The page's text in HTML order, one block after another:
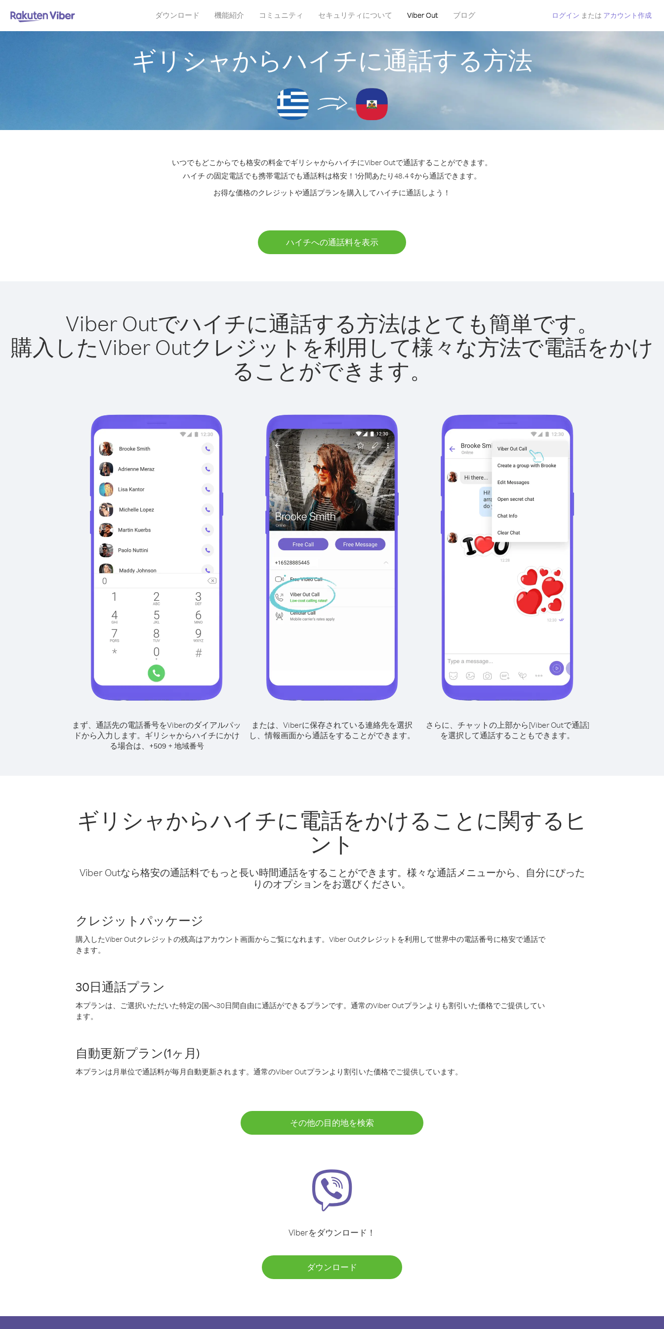
ダウンロード 機能紹介 コミュニティ セキュリティについて Viber Out ブログ ログイン または アカウント作成
ギリシャからハイチに通話する方法
いつでもどこからでも格安の料金でギリシャからハイチにViber Outで通話することができます。
ハイチ の固定電話でも携帯電話でも通話料は格安！1分間あたり48.4 ¢から通話できます。
お得な価格のクレジットや通話プランを購入してハイチに通話しよう！
ハイチへの通話料を表示
Viber Outでハイチに通話する方法はとても簡単です。
購入したViber Outクレジットを利用して様々な方法で電話をかけ
ることができます。
まず、通話先の電話番号をViberのダイアルパッ
ドから入力します。 ギリシャからハイチにかけ
る場合は、
+509 + 地域番号
または、Viberに保存されている連絡先を選択
し、情報画面から通話をすることができます。
さらに、チャットの上部から[Viber Outで通話]
を選択して通話することもできます。
ギリシャからハイチに電話をかけることに関するヒ
ント
Viber Outなら格安の通話料でもっと長い時間通話をすることができます。様々な通話メニューから、自分にぴった
りのオプションをお選びください。
クレジットパッケージ
購入したViber Outクレジットの残高はアカウント画面からご覧になれます。Viber Outクレジットを利用して世界中の電話番号に格安で通話で
きます。
30日通話プラン
本プランは、ご選択いただいた特定の国へ30日間自由に通話ができるプランです。通常のViber Outプランよりも割引いた価格でご提供してい
ます。
自動更新プラン(1ヶ月)
本プランは月単位で通話料が毎月自動更新されます。通常のViber Outプランより割引いた価格でご提供しています。
その他の目的地を検索
Viberをダウンロード！
ダウンロード